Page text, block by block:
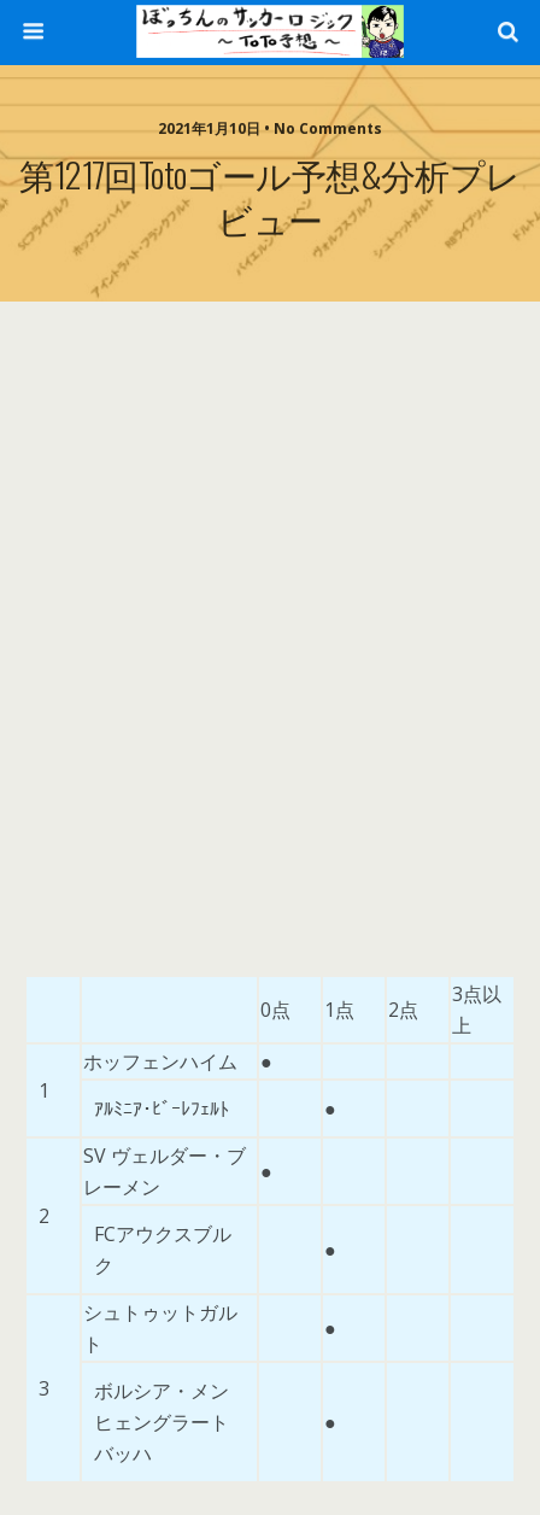
2021年1月10日 • No Comments
第1217回totoゴール予想&分析プレ
ビュー
0点 1点 2点
3点以
上
1
ホッフェンハイム
●
ｱﾙﾐﾆｱ･ﾋﾞｰﾚﾌｪﾙﾄ
●
2
SV ヴェルダー・ブ
レーメン
●
FCアウクスブル
ク
●
3
シュトゥットガル
ト
●
ボルシア・メン
ヒェングラート
バッハ
●